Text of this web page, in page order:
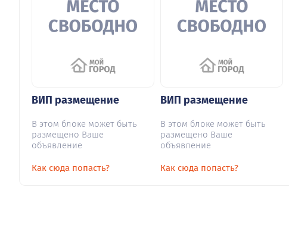
ВИП размещение
В этом блоке может быть
размещено Ваше
объявление
Как сюда попасть?
ВИП размещение
В этом блоке может быть
размещено Ваше
объявление
Как сюда попасть?